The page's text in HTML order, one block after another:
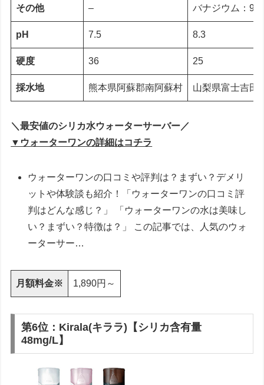
その他 – バナジウム：
pH 7.5 8.3
硬度 36 25
採水地 熊本県阿蘇郡南阿蘇村 山梨県富士吉田
＼最安値のシリカ水ウォーターサーバー／
▼ウォーターワンの詳細はコチラ
ウォーターワンの口コミや評判は？まずい？デメリ
ットや体験談も紹介！「ウォーターワンの口コミ評
判はどんな感じ？」 「ウォーターワンの水は美味し
い？まずい？特徴は？」 この記事では、人気のウォ
ーターサー…
月額料金※ 1,890円～
第6位：Kirala(キララ)【シリカ含有量
48mg/L】